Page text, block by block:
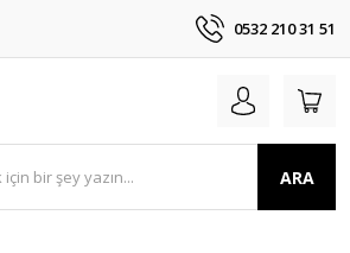
0532 210 31 51
ARA